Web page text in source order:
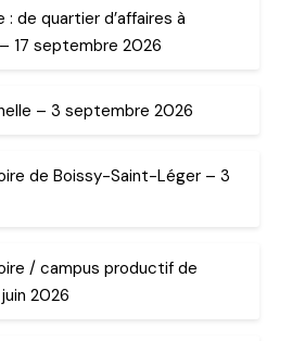
: de quartier d’affaires à
17 septembre 2026
– 3 septembre 2026
de Boissy-Saint-Léger – 3
/ campus productif de
2026